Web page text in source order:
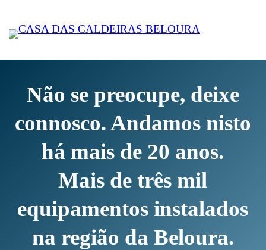
Não se preocupe, deixe
connosco. Andamos nisto
há mais de 20 anos.
Mais de três mil
equipamentos instalados
na região da Beloura.